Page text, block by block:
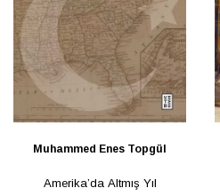
Muhammed Enes Topgül
Amerika’da Altmış Yıl